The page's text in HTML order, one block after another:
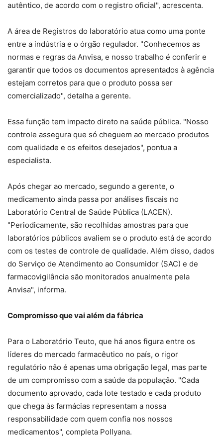
autêntico, de acordo com o registro oficial", acrescenta.
A área de Registros do laboratório atua como uma ponte
entre a indústria e o órgão regulador. "Conhecemos as
normas e regras da Anvisa, e nosso trabalho é conferir e
garantir que todos os documentos apresentados à agência
estejam corretos para que o produto possa ser
comercializado", detalha a gerente.
Essa função tem impacto direto na saúde pública. "Nosso
controle assegura que só cheguem ao mercado produtos
com qualidade e os efeitos desejados", pontua a
especialista.
Após chegar ao mercado, segundo a gerente, o
medicamento ainda passa por análises fiscais no
Laboratório Central de Saúde Pública (LACEN).
"Periodicamente, são recolhidas amostras para que
laboratórios públicos avaliem se o produto está de acordo
com os testes de controle de qualidade. Além disso, dados
do Serviço de Atendimento ao Consumidor (SAC) e de
farmacovigilância são monitorados anualmente pela
Anvisa", informa.
Compromisso que vai além da fábrica
Para o Laboratório Teuto, que há anos figura entre os
líderes do mercado farmacêutico no país, o rigor
regulatório não é apenas uma obrigação legal, mas parte
de um compromisso com a saúde da população. "Cada
documento aprovado, cada lote testado e cada produto
que chega às farmácias representam a nossa
responsabilidade com quem confia nos nossos
medicamentos", completa Pollyana.